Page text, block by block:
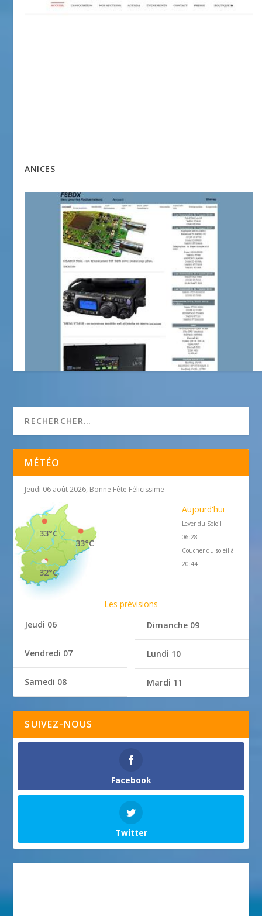
ANICES
MÉTÉO
Jeudi 06 août 2026, Bonne Fête Félicissime
33°C
33°C
32°C
Aujourd'hui
Lever du Soleil
06:28
Coucher du soleil à
20:44
Les prévisions
Jeudi 06
Vendredi 07
Samedi 08
Dimanche 09
Lundi 10
Mardi 11
SUIVEZ-NOUS
Facebook
Twitter